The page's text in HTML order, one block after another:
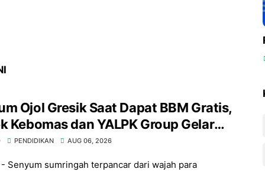
Ojol Gresik Saat Dapat BBM Gratis,
Kebomas dan YALPK Group Gelar
PENDIDIKAN AUG 06, 2026
- Senyum sumringah terpancar dari wajah para